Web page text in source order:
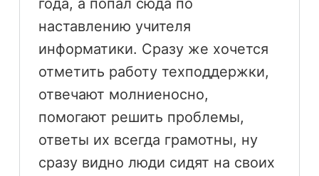
года, а попал сюда по
наставлению учителя
информатики. Сразу же хочется
отметить работу техподдержки,
отвечают молниеносно,
помогают решить проблемы,
ответы их всегда грамотны, ну
сразу видно люди сидят на своих